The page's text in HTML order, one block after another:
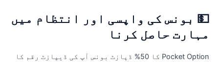
بونس کی واپسی اور انتظام میں
حاصل کرنا
Pocket Option کا 50% ڈپازٹ بونس آپ کی ڈیپازٹ رقم کا